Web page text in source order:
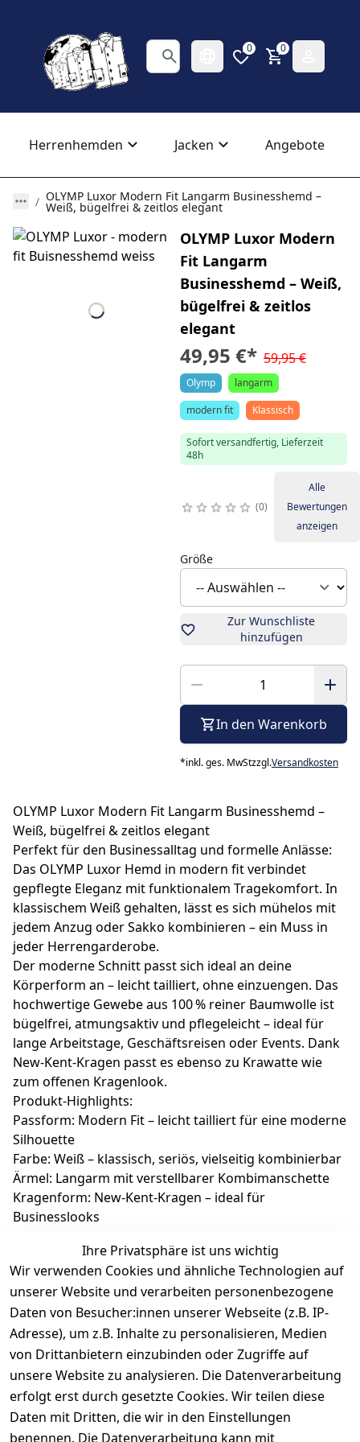
0 0
Herrenhemden Jacken Angebote
OLYMP Luxor Modern Fit Langarm Businesshemd –
Weiß, bügelfrei & zeitlos elegant
OLYMP Luxor Modern
Fit Langarm
Businesshemd – Weiß,
bügelfrei & zeitlos
elegant
49,95 €* 59,95 €
Olymp
langarm
modern fit
Klassisch
Sofort versandfertig, Lieferzeit
48h
0
Alle
Bewertungen
anzeigen
Größe
Zur Wunschliste
hinzufügen
In den Warenkorb
*inkl. ges. MwStzzgl.Versandkosten
OLYMP Luxor Modern Fit Langarm Businesshemd –
Weiß, bügelfrei & zeitlos elegant
Perfekt für den Businessalltag und formelle Anlässe:
Das OLYMP Luxor Hemd in modern fit verbindet
gepflegte Eleganz mit funktionalem Tragekomfort. In
klassischem Weiß gehalten, lässt es sich mühelos mit
jedem Anzug oder Sakko kombinieren – ein Muss in
jeder Herrengarderobe.
Der moderne Schnitt passt sich ideal an deine
Körperform an – leicht tailliert, ohne einzuengen. Das
hochwertige Gewebe aus 100 % reiner Baumwolle ist
bügelfrei, atmungsaktiv und pflegeleicht – ideal für
lange Arbeitstage, Geschäftsreisen oder Events. Dank
New-Kent-Kragen passt es ebenso zu Krawatte wie
zum offenen Kragenlook.
Produkt-Highlights:
Passform: Modern Fit – leicht tailliert für eine moderne
Silhouette
Farbe: Weiß – klassisch, seriös, vielseitig kombinierbar
Ärmel: Langarm mit verstellbarer Kombimanschette
Kragenform: New-Kent-Kragen – ideal für
Businesslooks
hautfreundlich
Eigenschaften: Bügelfrei, knitterarm, pflegeleicht
Pflege: Maschinenwaschbar, trocknergeeignet
Ihre Privatsphäre ist uns wichtig
Wir verwenden Cookies und ähnliche Technologien auf
unserer Website und verarbeiten personenbezogene
Daten von Besucher:innen unserer Webseite (z.B. IP-
Adresse), um z.B. Inhalte zu personalisieren, Medien
von Drittanbietern einzubinden oder Zugriffe auf
unsere Website zu analysieren. Die Datenverarbeitung
erfolgt erst durch gesetzte Cookies. Wir teilen diese
Daten mit Dritten, die wir in den Einstellungen
benennen. Die Datenverarbeitung kann mit